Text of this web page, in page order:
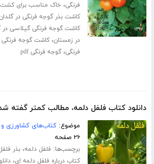
فرنگی، خاک مناسب برای کشت
کاشت بذر گوجه فرنگی در
کاشت گوجه فرنگی گیلاسی در
در زمستان،کاشت گوجه فرنگی
فرنگی،گوجه فرنگی pdf
دانلود کتاب فلفل دلمه، مطالب کمتر گفته
موضوع:کتاب‌های کشاورزی و
۲۶ صفحه
برچسب‌ها: فلفل دلمه،بذر
کتاب درباره فلفل دلمه ای،